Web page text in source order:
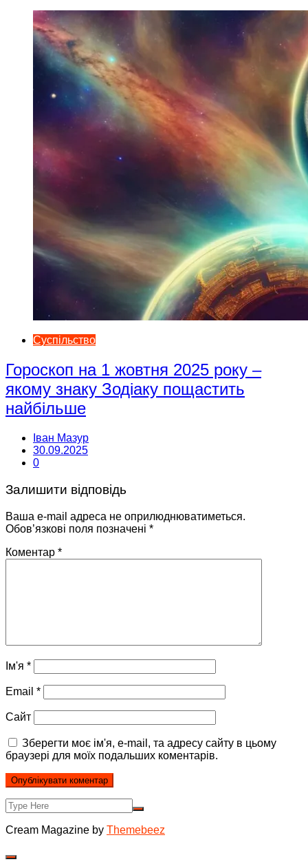
Суспільство
Гороскоп на 1 жовтня 2025 року –
якому знаку Зодіаку пощастить
найбільше
Іван Мазур
30.09.2025
0
Залишити відповідь
Ваша e-mail адреса не оприлюднюватиметься.
Обов’язкові поля позначені *
Коментар *
Ім'я *
Email *
Сайт
Зберегти моє ім'я, e-mail, та адресу сайту в цьому
браузері для моїх подальших коментарів.
Cream Magazine by Themebeez